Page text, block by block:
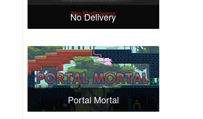
No Delivery
Portal Mortal